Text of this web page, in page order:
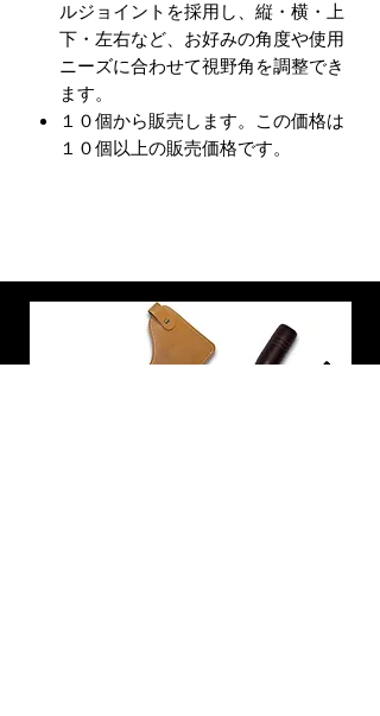
ルジョイントを採用し、縦・横・上
下・左右など、お好みの角度や使用
ニーズに合わせて視野角を調整でき
ます。
１０個から販売します。この価格は
１０個以上の販売価格です。